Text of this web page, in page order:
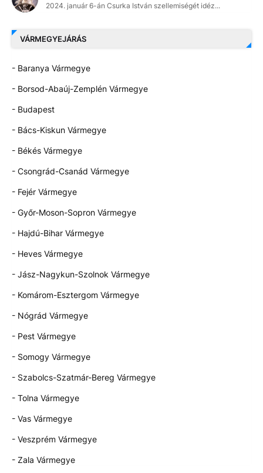
2024. január 6-án Csurka István szellemiségét idéz...
VÁRMEGYEJÁRÁS
- Baranya Vármegye
- Borsod-Abaúj-Zemplén Vármegye
- Budapest
- Bács-Kiskun Vármegye
- Békés Vármegye
- Csongrád-Csanád Vármegye
- Fejér Vármegye
- Győr-Moson-Sopron Vármegye
- Hajdú-Bihar Vármegye
- Heves Vármegye
- Jász-Nagykun-Szolnok Vármegye
- Komárom-Esztergom Vármegye
- Nógrád Vármegye
- Pest Vármegye
- Somogy Vármegye
- Szabolcs-Szatmár-Bereg Vármegye
- Tolna Vármegye
- Vas Vármegye
- Veszprém Vármegye
- Zala Vármegye